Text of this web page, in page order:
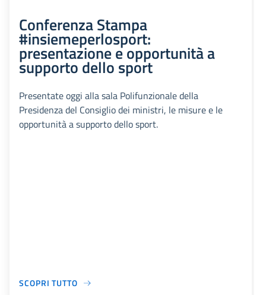
Conferenza Stampa
#insiemeperlosport:
presentazione e opportunità a
supporto dello sport
Presentate oggi alla sala Polifunzionale della
Presidenza del Consiglio dei ministri, le misure e le
opportunità a supporto dello sport.
SCOPRI TUTTO